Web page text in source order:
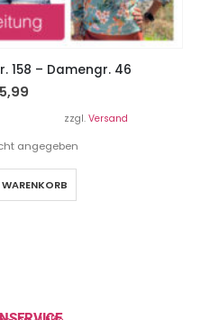
158 – Damengr. 46
zzgl. Versand
angegeben